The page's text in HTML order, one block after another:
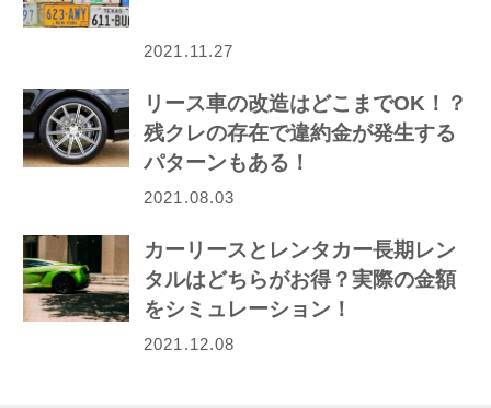
2021.11.27
リース車の改造はどこまでOK！？
残クレの存在で違約金が発生する
パターンもある！
2021.08.03
カーリースとレンタカー長期レン
タルはどちらがお得？実際の金額
をシミュレーション！
2021.12.08